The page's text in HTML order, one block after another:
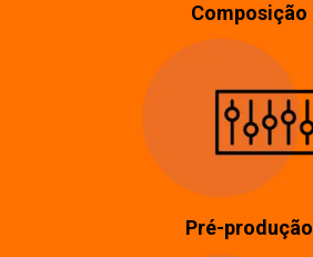
Composição
Pré-produção